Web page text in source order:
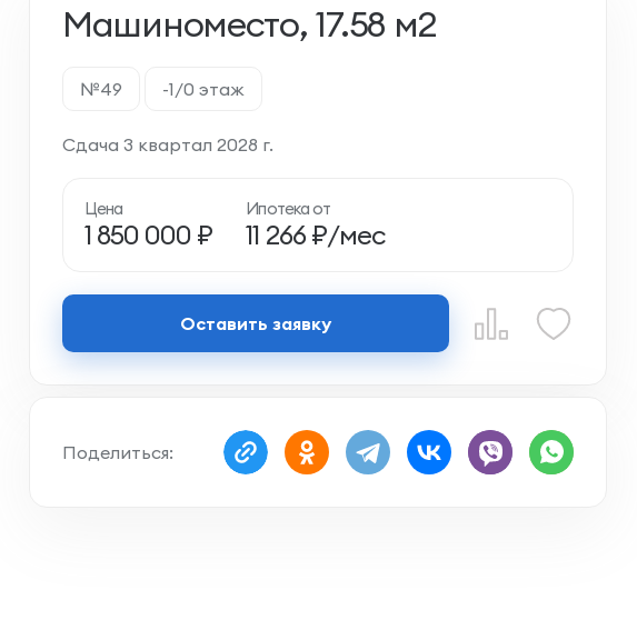
Машиноместо, 17.58 м2
№49 -1/0 этаж
Сдача 3 квартал 2028 г.
Цена
1 850 000 ₽
Ипотека от
11 266 ₽/мес
Оставить заявку
Поделиться: